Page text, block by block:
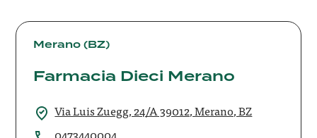
Merano (BZ)
Farmacia Dieci Merano
Via Luis Zuegg, 24/A 39012, Merano, BZ
0473440004
Farmacia
Dieci